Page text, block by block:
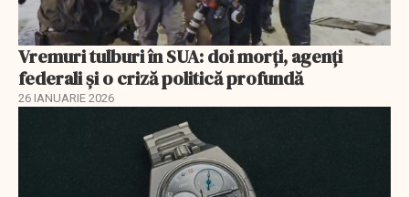
Vremuri tulburi în SUA: doi morți, agenți
federali și o criză politică profundă
26 IANUARIE 2026